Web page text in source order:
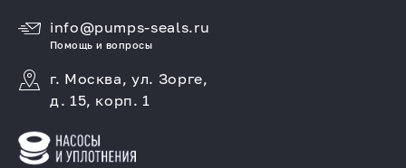
info@pumps-seals.ru
Помощь и вопросы
г. Москва, ул. Зорге,
д. 15, корп. 1